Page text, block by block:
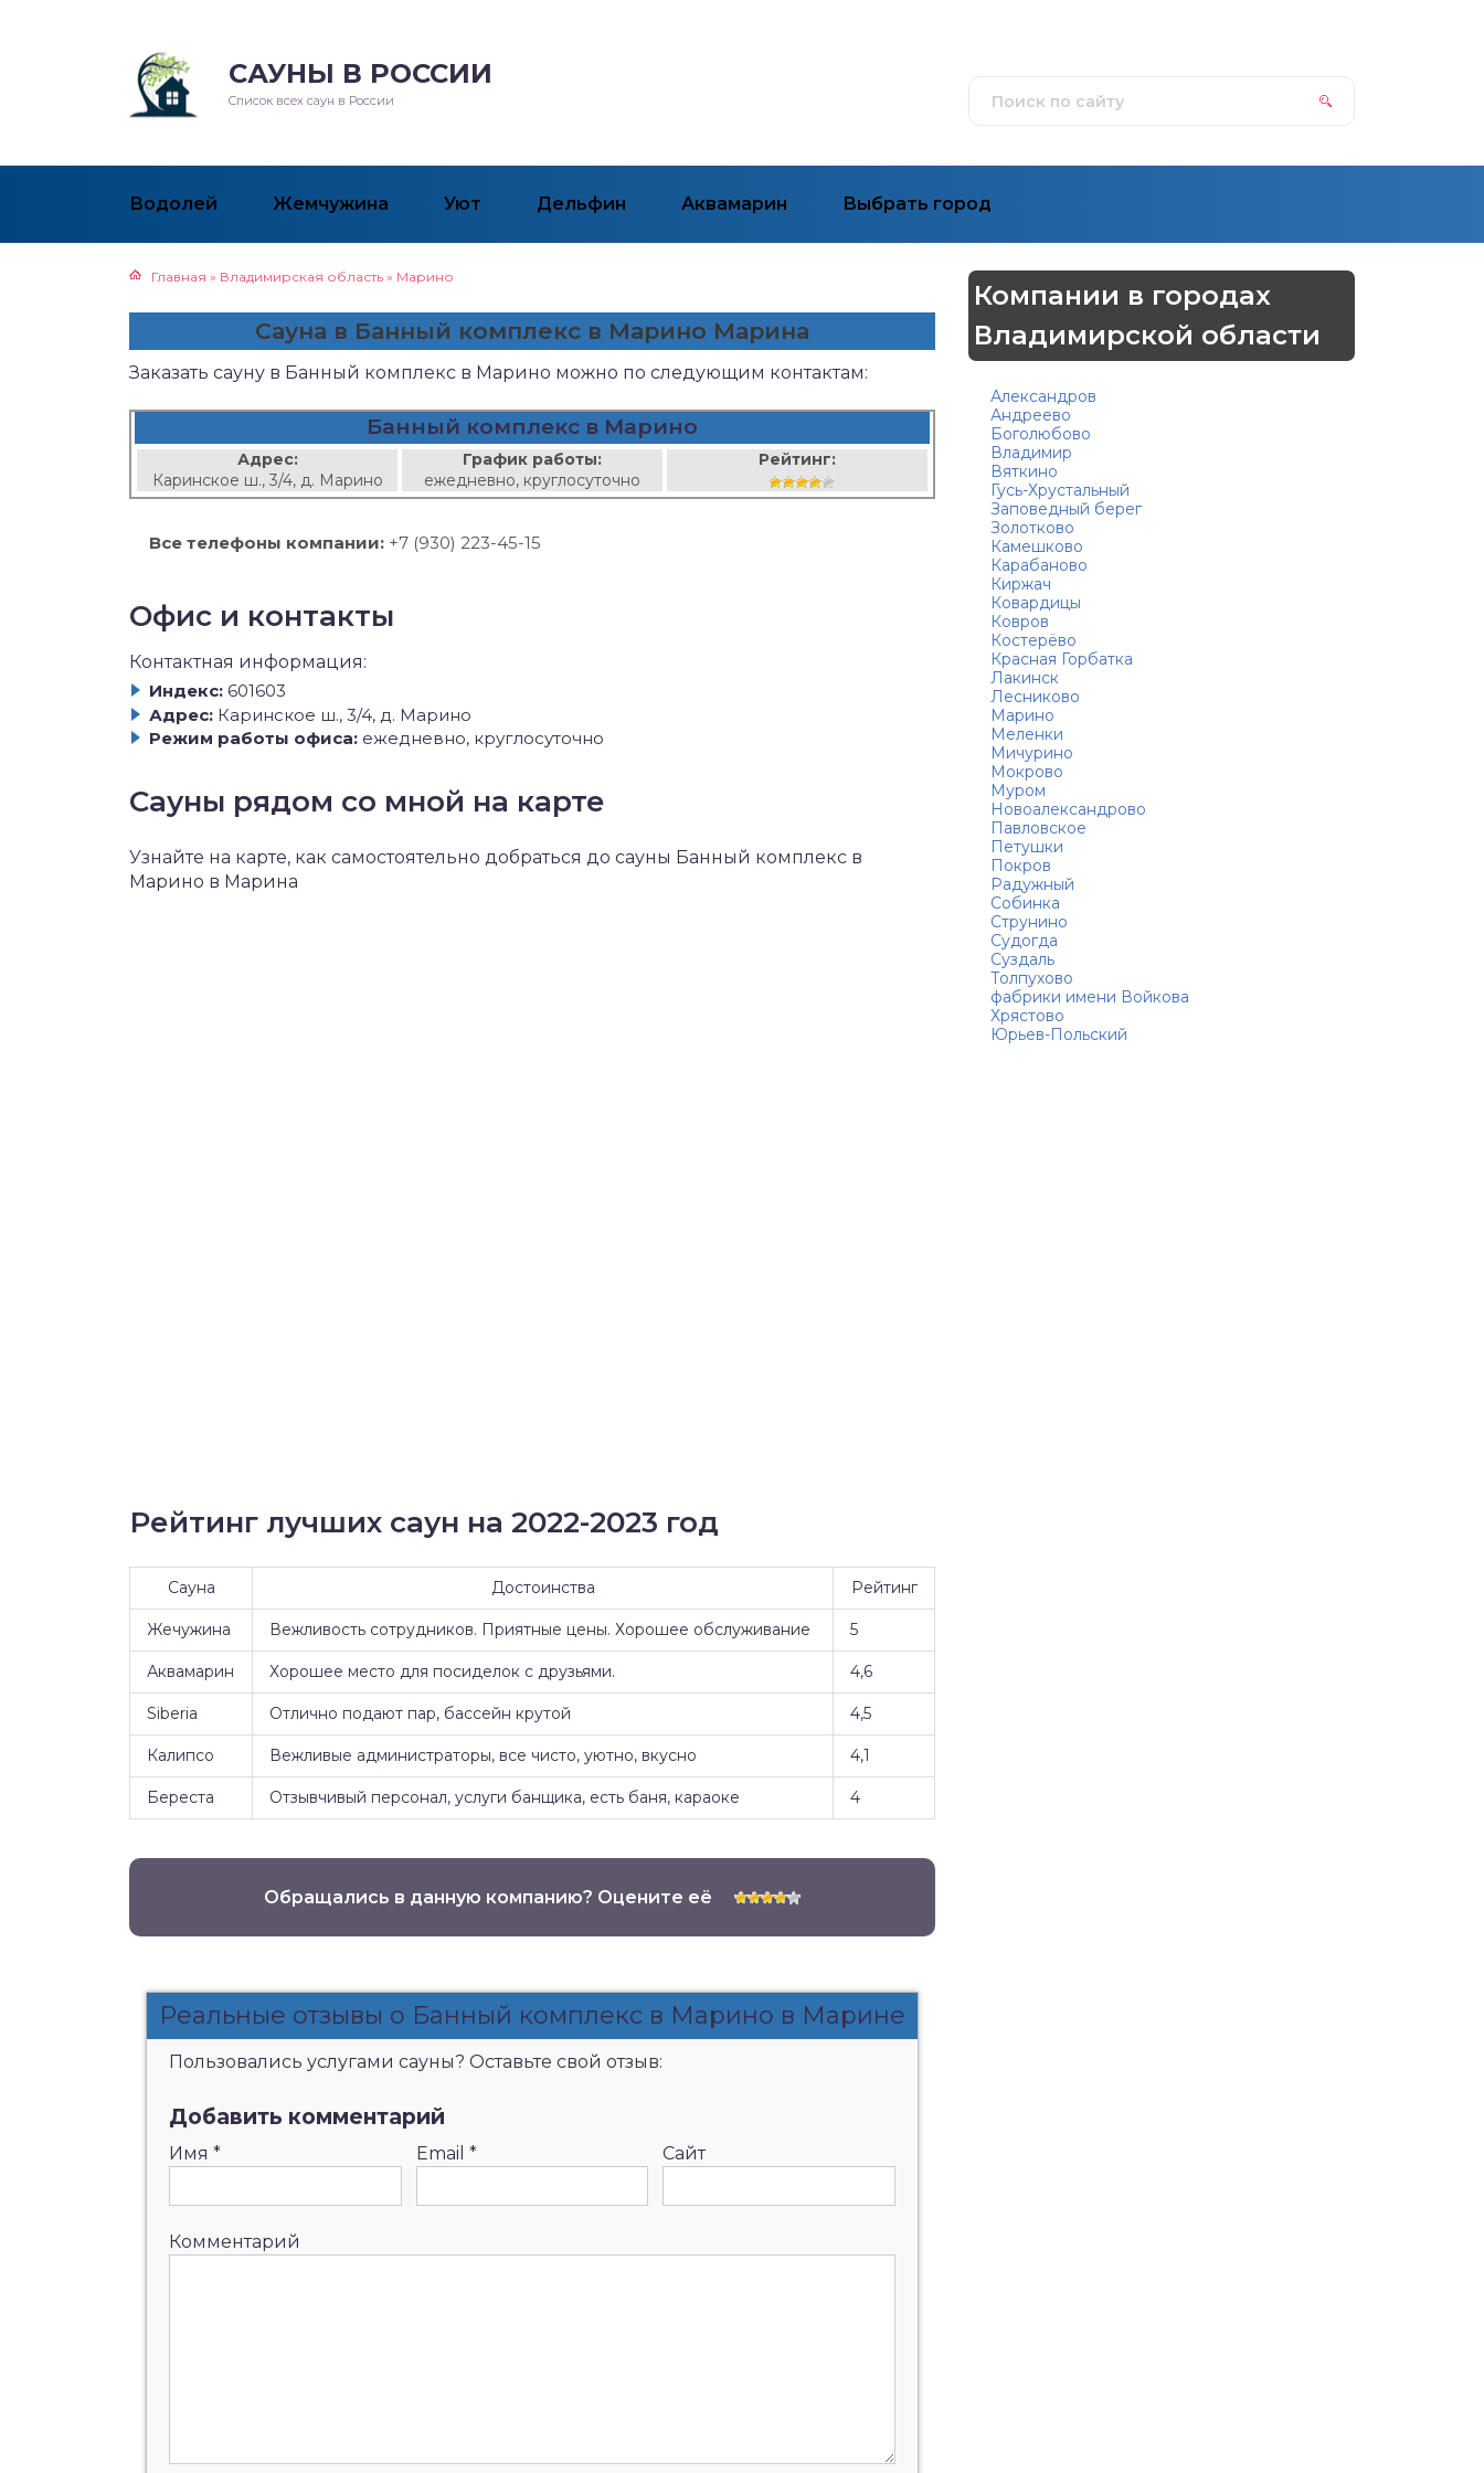
САУНЫ В РОССИИ
Список всех саун в России
Водолей Жемчужина Уют Дельфин Аквамарин Выбрать город
Главная » Владимирская область » Марино
Сауна в Банный комплекс в Марино Марина
Заказать сауну в Банный комплекс в Марино можно по следующим контактам:
Банный комплекс в Марино
Адрес:
Каринское ш., 3/4, д. Марино
График работы:
ежедневно, круглосуточно
Рейтинг:
Все телефоны компании: +7 (930) 223-45-15
Офис и контакты
Контактная информация:
Индекс: 601603
Адрес: Каринское ш., 3/4, д. Марино
Режим работы офиса: ежедневно, круглосуточно
Сауны рядом со мной на карте
Узнайте на карте, как самостоятельно добраться до сауны Банный комплекс в
Марино в Марина
Рейтинг лучших саун на 2022-2023 год
Сауна Достоинства Рейтинг
Жечужина Вежливость сотрудников. Приятные цены. Хорошее обслуживание 5
Аквамарин Хорошее место для посиделок с друзьями. 4,6
Siberia Отлично подают пар, бассейн крутой 4,5
Калипсо Вежливые администраторы, все чисто, уютно, вкусно 4,1
Береста Отзывчивый персонал, услуги банщика, есть баня, караоке 4
Обращались в данную компанию? Оцените её
Реальные отзывы о Банный комплекс в Марино в Марине
Пользовались услугами сауны? Оставьте свой отзыв:
Добавить комментарий
Имя * Email * Сайт
Комментарий
Компании в городах
Владимирской области
Александров
Андреево
Боголюбово
Владимир
Вяткино
Гусь-Хрустальный
Заповедный берег
Золотково
Камешково
Карабаново
Киржач
Ковардицы
Ковров
Костерёво
Красная Горбатка
Лакинск
Лесниково
Марино
Меленки
Мичурино
Мокрово
Муром
Новоалександрово
Павловское
Петушки
Покров
Радужный
Собинка
Струнино
Судогда
Суздаль
Толпухово
фабрики имени Войкова
Хрястово
Юрьев-Польский